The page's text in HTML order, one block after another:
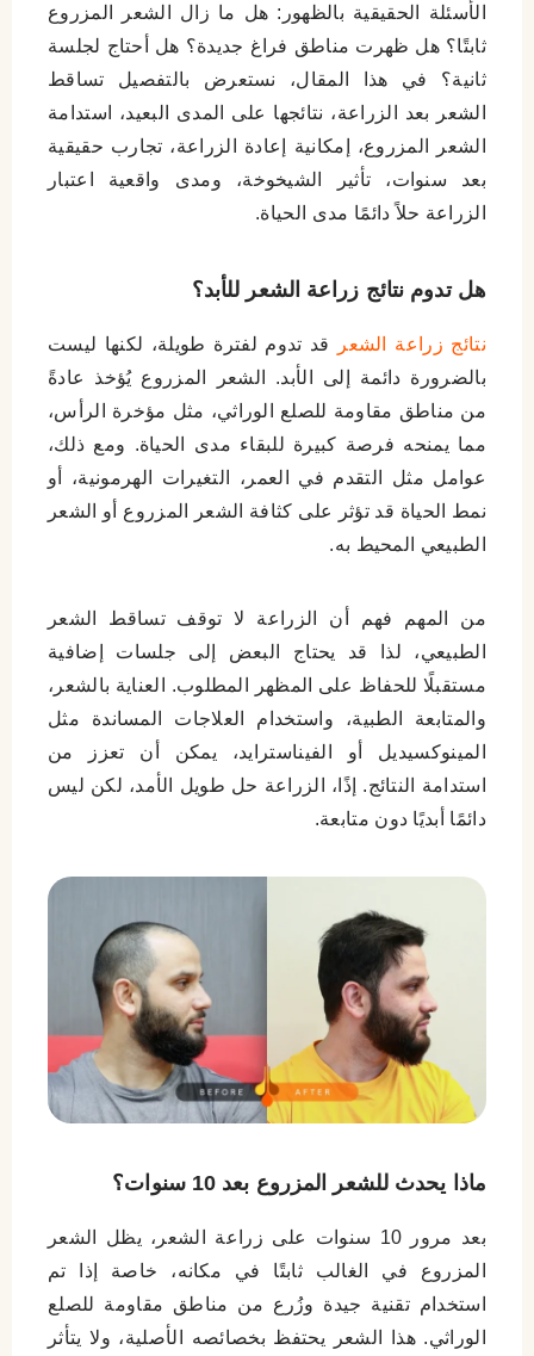
تأثير العوامل البيئية وأسلوب الحياة
العلاجات المساندة المتقدمة
نصائح للمحافظة على الشعر المزروع بعد 10
سنوات
اترك تعليقاً إلغاء الرد
الأسئلة الحقيقية بالظهور: هل ما زال الشعر المزروع
ثابتًا؟ هل ظهرت مناطق فراغ جديدة؟ هل أحتاج لجلسة
ثانية؟ في هذا المقال، نستعرض بالتفصيل تساقط
الشعر بعد الزراعة، نتائجها على المدى البعيد، استدامة
الشعر المزروع، إمكانية إعادة الزراعة، تجارب حقيقية
بعد سنوات، تأثير الشيخوخة، ومدى واقعية اعتبار
الزراعة حلاً دائمًا مدى الحياة.
هل تدوم نتائج زراعة الشعر للأبد؟
نتائج زراعة الشعر
قد تدوم لفترة طويلة، لكنها ليست
بالضرورة دائمة إلى الأبد. الشعر المزروع يُؤخذ عادةً
من مناطق مقاومة للصلع الوراثي، مثل مؤخرة الرأس،
مما يمنحه فرصة كبيرة للبقاء مدى الحياة. ومع ذلك،
عوامل مثل التقدم في العمر، التغيرات الهرمونية، أو
نمط الحياة قد تؤثر على كثافة الشعر المزروع أو الشعر
الطبيعي المحيط به.
من المهم فهم أن الزراعة لا توقف تساقط الشعر
الطبيعي، لذا قد يحتاج البعض إلى جلسات إضافية
مستقبلًا للحفاظ على المظهر المطلوب. العناية بالشعر،
والمتابعة الطبية، واستخدام العلاجات المساندة مثل
المينوكسيديل أو الفيناسترايد، يمكن أن تعزز من
استدامة النتائج. إذًا، الزراعة حل طويل الأمد، لكن ليس
دائمًا أبديًا دون متابعة.
ماذا يحدث للشعر المزروع بعد 10 سنوات؟
بعد مرور 10 سنوات على زراعة الشعر، يظل الشعر
المزروع في الغالب ثابتًا في مكانه، خاصة إذا تم
استخدام تقنية جيدة وزُرع من مناطق مقاومة للصلع
الوراثي. هذا الشعر يحتفظ بخصائصه الأصلية، ولا يتأثر